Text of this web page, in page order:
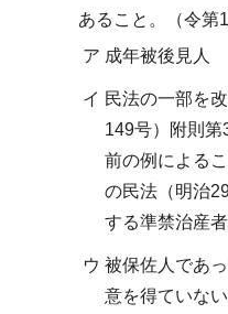
あること。（令第
ア 成年被後見人
イ 民法の一部を
149号）附則
前の例による
の民法（明治
する準禁治産者
ウ 被保佐人であ
意を得ていな